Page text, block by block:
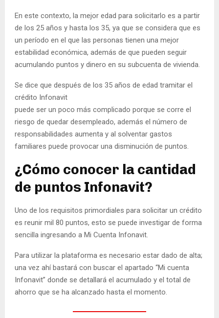
En este contexto, la mejor edad para solicitarlo es a partir
de los 25 años y hasta los 35, ya que se considera que es
un período en el que las personas tienen una mejor
estabilidad económica, además de que pueden seguir
acumulando puntos y dinero en su subcuenta de vivienda.
Se dice que después de los 35 años de edad tramitar el
crédito Infonavit
puede ser un poco más complicado porque se corre el
riesgo de quedar desempleado, además el número de
responsabilidades aumenta y al solventar gastos
familiares puede provocar una disminución de puntos.
¿Cómo conocer la cantidad
de puntos Infonavit?
Uno de los requisitos primordiales para solicitar un crédito
es reunir mil 80 puntos, esto se puede investigar de forma
sencilla ingresando a Mi Cuenta Infonavit.
Para utilizar la plataforma es necesario estar dado de alta;
una vez ahí bastará con buscar el apartado “Mi cuenta
Infonavit” donde se detallará el acumulado y el total de
ahorro que se ha alcanzado hasta el momento.